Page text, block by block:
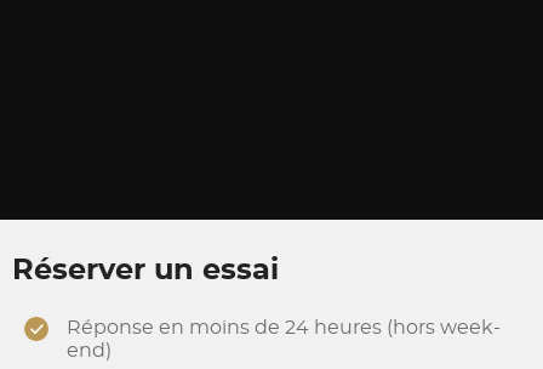
Réserver un essai
Réponse en moins de 24 heures (hors week-
end)